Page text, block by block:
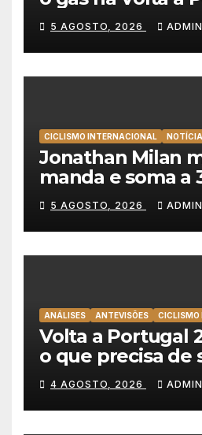
lidera dobradinha
Team Emirates
5 AGOSTO, 2026 ADMIN
CICLISMO INTERNACIONAL
Jonathan Milan
manda e soma a
consecutiva na
Polónia
5 AGOSTO, 2026 ADMIN
ANÁLISES ANTEVISÕES CICLISMO
Volta a Portugal
o que precisa de
as equipas e o
4 AGOSTO, 2026 ADMIN